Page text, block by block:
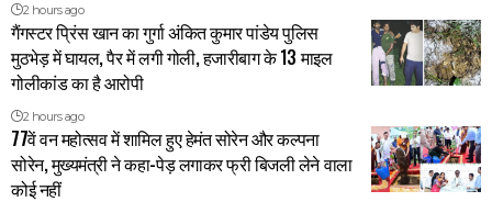
2 hours ago
गैंगस्टर प्रिंस खान का गुर्गा अंकित कुमार पांडेय पुलिस
मुठभेड़ में घायल, पैर में लगी गोली, हजारीबाग के 13 माइल
गोलीकांड का है आरोपी
2 hours ago
77वें वन महोत्सव में शामिल हुए हेमंत सोरेन और कल्पना
सोरेन, मुख्यमंत्री ने कहा-पेड़ लगाकर फ्री बिजली लेने वाला
कोई नहीं